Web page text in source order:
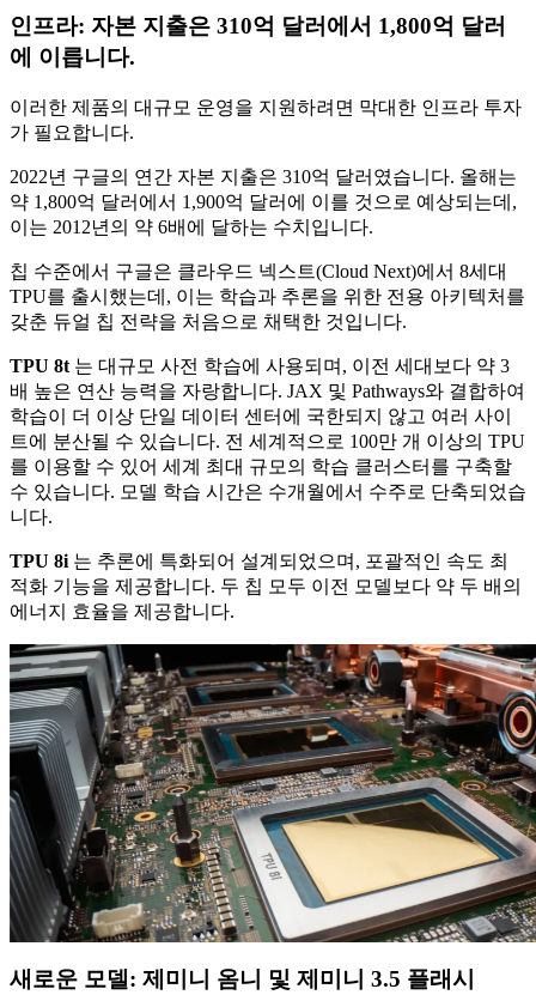
인프라: 자본 지출은 310억 달러에서 1,800억 달러
에 이릅니다.
이러한 제품의 대규모 운영을 지원하려면 막대한 인프라 투자
가 필요합니다.
2022년 구글의 연간 자본 지출은 310억 달러였습니다. 올해는
약 1,800억 달러에서 1,900억 달러에 이를 것으로 예상되는데,
이는 2012년의 약 6배에 달하는 수치입니다.
칩 수준에서 구글은 클라우드 넥스트(Cloud Next)에서 8세대
TPU를 출시했는데, 이는 학습과 추론을 위한 전용 아키텍처를
갖춘 듀얼 칩 전략을 처음으로 채택한 것입니다.
TPU 8t 는 대규모 사전 학습에 사용되며, 이전 세대보다 약 3
배 높은 연산 능력을 자랑합니다. JAX 및 Pathways와 결합하여
학습이 더 이상 단일 데이터 센터에 국한되지 않고 여러 사이
트에 분산될 수 있습니다. 전 세계적으로 100만 개 이상의 TPU
를 이용할 수 있어 세계 최대 규모의 학습 클러스터를 구축할
수 있습니다. 모델 학습 시간은 수개월에서 수주로 단축되었습
니다.
TPU 8i 는 추론에 특화되어 설계되었으며, 포괄적인 속도 최
적화 기능을 제공합니다. 두 칩 모두 이전 모델보다 약 두 배의
에너지 효율을 제공합니다.
새로운 모델: 제미니 옴니 및 제미니 3.5 플래시